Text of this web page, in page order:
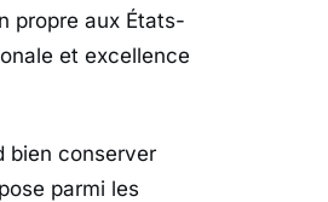
propre aux États-
et excellence
bien conserver
parmi les